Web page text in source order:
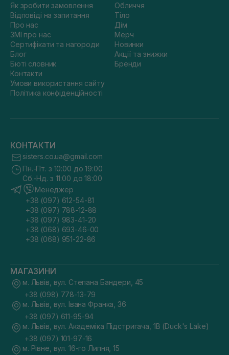
Як зробити замовлення
Відповіді на запитання
Про нас
ЗМІ про нас
Сертифікати та нагороди
Блог
Бюті словник
Контакти
Умови використання сайту
Політика конфіденційності
Обличчя
Тіло
Дім
Мерч
Новинки
Акції та знижки
Бренди
КОНТАКТИ
sisters.co.ua@gmail.com
Пн.-Пт. з 10:00 до 19:00
Сб.-Нд. з 11:00 до 18:00
Менеджер
+38 (097) 612-54-81
+38 (097) 788-12-88
+38 (097) 983-41-20
+38 (068) 693-46-00
+38 (068) 951-22-86
МАГАЗИНИ
м. Львів, вул. Степана Бандери, 45
+38 (098) 778-13-79
м. Львів, вул. Івана Франка, 36
+38 (097) 611-95-94
м. Львів, вул. Академіка Підстригача, 1В (Duck's Lake)
+38 (097) 101-97-16
м. Рівне, вул. 16-го Липня, 15